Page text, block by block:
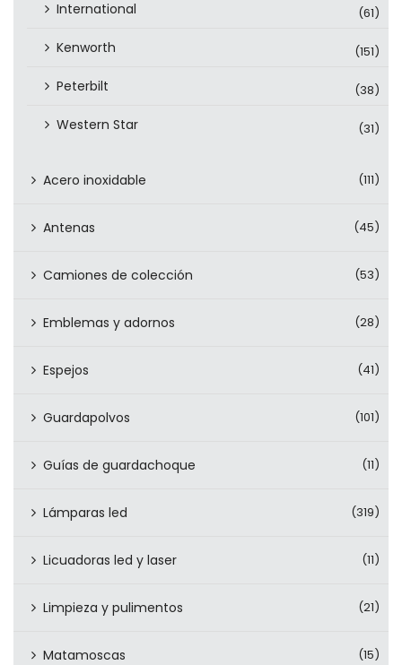
International (61)
Kenworth (151)
Peterbilt (38)
Western Star (31)
Acero inoxidable (111)
Antenas (45)
Camiones de colección (53)
Emblemas y adornos (28)
Espejos (41)
Guardapolvos (101)
Guías de guardachoque (11)
Lámparas led (319)
Licuadoras led y laser (11)
Limpieza y pulimentos (21)
Matamoscas (15)